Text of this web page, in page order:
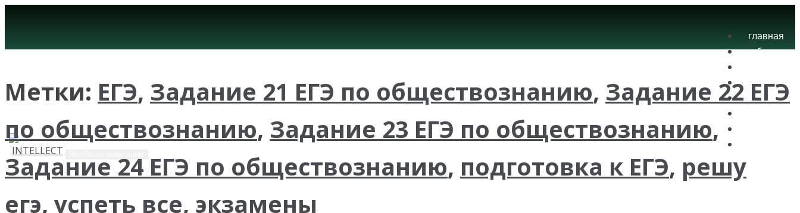
главная
блог
экзамены
практика
Метки: ЕГЭ, Задание 21 ЕГЭ по обществознанию, Задание 22 ЕГЭ
по обществознанию, Задание 23 ЕГЭ по обществознанию,
Задание 24 ЕГЭ по обществознанию, подготовка к ЕГЭ, решу
егэ,успеть все, экзамены